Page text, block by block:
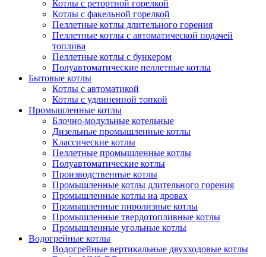
Котлы с ретортной горелкой
Котлы с факельной горелкой
Пеллетные котлы длительного горения
Пеллетные котлы с автоматической подачей
топлива
Пеллетные котлы с бункером
Полуавтоматические пеллетные котлы
Бытовые котлы
Котлы с автоматикой
Котлы с удлиненной топкой
Промышленные котлы
Блочно-модульные котельные
Дизельные промышленные котлы
Классические котлы
Пеллетные промышленные котлы
Полуавтоматические котлы
Производственные котлы
Промышленные котлы длительного горения
Промышленные котлы на дровах
Промышленные пиролизные котлы
Промышленные твердотопливные котлы
Промышленные угольные котлы
Водогрейные котлы
Водогрейные вертикальные двухходовые котлы